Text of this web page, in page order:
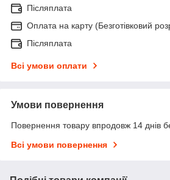
Післяплата
Оплата на карту (Безготівковий
Післяплата
Всі умови оплати
Умови повернення
Повернення товару впродовж 14 днів
Всі умови повернення